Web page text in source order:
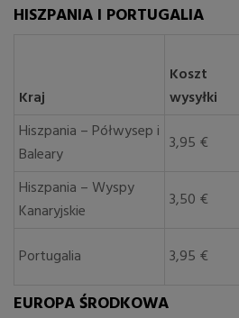
HISZPANIA I PORTUGALIA
Kraj
Koszt
wysyłki
Hiszpania – Półwysep i
Baleary
3,95 €
Hiszpania – Wyspy
Kanaryjskie
3,50 €
Portugalia
3,95 €
EUROPA ŚRODKOWA